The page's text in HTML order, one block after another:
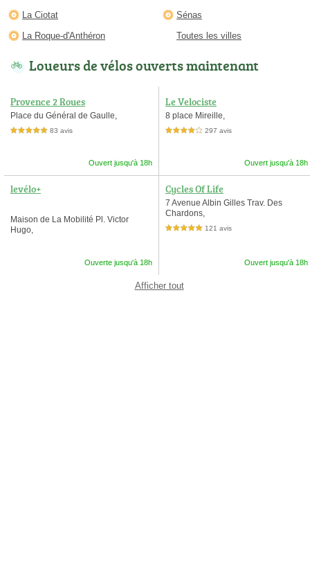
La Ciotat
La Roque-d'Anthéron
Sénas
Toutes les villes
Loueurs de vélos ouverts maintenant
Provence 2 Roues
Place du Général de Gaulle,
5,0 étoiles sur 5 83 avis
Ouvert jusqu'à 18h
Le Velociste
8 place Mireille,
4,0 étoiles sur 5 297 avis
Ouvert jusqu'à 18h
levélo+
Maison de La Mobilité Pl. Victor
Hugo,
Ouverte jusqu'à 18h
Cycles Of Life
7 Avenue Albin Gilles Trav. Des
Chardons,
5,0 étoiles sur 5 121 avis
Ouvert jusqu'à 18h
Afficher tout